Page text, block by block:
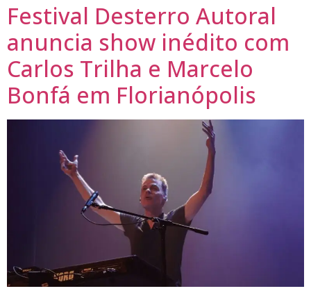
Festival Desterro Autoral
anuncia show inédito com
Carlos Trilha e Marcelo
Bonfá em Florianópolis